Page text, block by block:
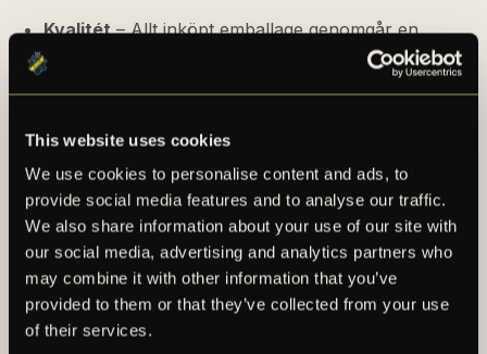
This website uses cookies
We use cookies to personalise content and ads, to
provide social media features and to analyse our traffic.
We also share information about your use of our site with
our social media, advertising and analytics partners who
may combine it with other information that you’ve
provided to them or that they’ve collected from your use
of their services.
Kvalitét– Allt inköpt emballage genomgår en
mycket nogrann sortering med hjälp av moderna
Emballagehantering strävar efter långsiktiga
samarbeten med deras kunder och tack vare det
så försöker de leverera produkter som håller
måttet.
Säkra leveranser– Leveranser sker via egna bilar
eller via andra samarbetspartners.
Bra priser– Förutom hög kvalitet så är bra priser
ett självklart val.